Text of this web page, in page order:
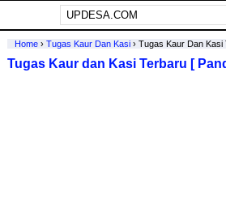
Home› Tugas Kaur Dan Kasi› Tugas Kaur Dan Kasi
Tugas Kaur dan Kasi Terbaru [